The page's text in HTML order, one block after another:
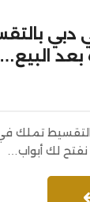
البيع…
تملك
نفتح لك أبواب…